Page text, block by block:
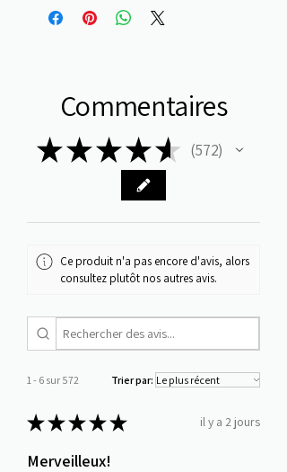
Commentaires
★★★★★ 572
572
Ce produit n'a pas encore d'avis, alors
consultez plutôt nos autres avis.
1 - 6 sur 572 Trier par:
★★★★★ il y a 2 jours
Merveilleux!